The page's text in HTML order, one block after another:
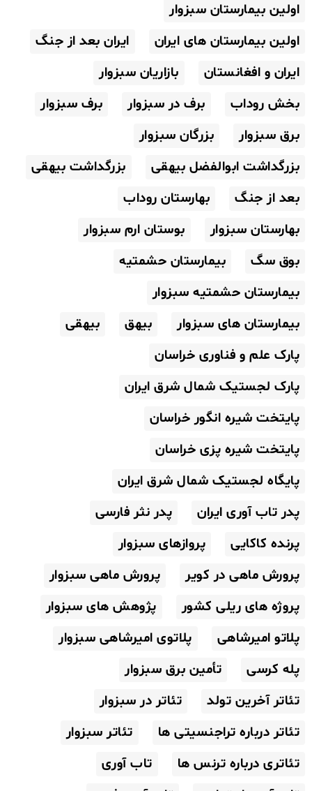
اولین بیمارستان سبزوار
اولین بیمارستان های ایران
ایران بعد از جنگ
ایران و افغانستان
بازاریان سبزوار
بخش روداب
برف در سبزوار
برف سبزوار
برق سبزوار
بزرگان سبزوار
بزرگداشت ابوالفضل بیهقی
بزرگداشت بیهقی
بعد از جنگ
بهارستان روداب
بهارستان سبزوار
بوستان ارم سبزوار
بوق سگ
بیمارستان حشمتیه
بیمارستان حشمتیه سبزوار
بیمارستان های سبزوار
بیهق
بیهقی
پارک علم و فناوری خراسان
پارک لجستیک شمال شرق ایران
پایتخت شیره انگور خراسان
پایتخت شیره پزی خراسان
پایگاه لجستیک شمال شرق ایران
پدر تاب آوری ایران
پدر نثر فارسی
پرنده کاکایی
پروازهای سبزوار
پرورش ماهی در کویر
پرورش ماهی سبزوار
پروژه های ریلی کشور
پژوهش های سبزوار
پلاتو امیرشاهی
پلاتوی امیرشاهی سبزوار
پله کرسی
تأمین برق سبزوار
تئاتر آخرین تولد
تئاتر در سبزوار
تئاتر درباره تراجنسیتی ها
تئاتر سبزوار
تئاتری درباره ترنس ها
تاب آوری